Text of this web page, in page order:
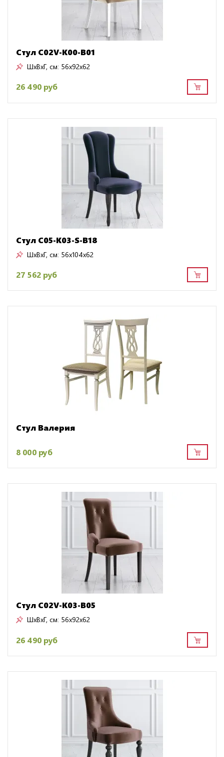
Стул C02V-K00-B01
ШxВxГ, см: 56x92x62
26 490 руб
Стул C05-K03-S-B18
ШxВxГ, см: 56x104x62
27 562 руб
Стул Валерия
8 000 руб
Стул C02V-K03-B05
ШxВxГ, см: 56x92x62
26 490 руб